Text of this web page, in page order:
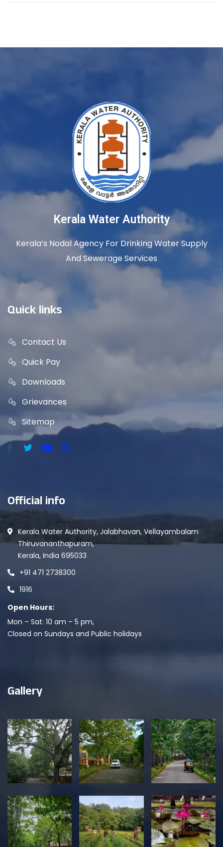
Kerala Water Authority
Kerala’s Nodal Agency For Drinking Water Supply
And Sewerage Services
Quick links
Contact Us
Quick Pay
Downloads
Grievances
Sitemap
Official info
Kerala Water Authority, Jalabhavan, Vellayambalam
Thiruvananthapuram,
Kerala, India 695033
+91 471 2738300
1916
Open Hours:
Mon – Sat: 10 am – 5 pm,
Closed on Sundays and Public holidays
Gallery